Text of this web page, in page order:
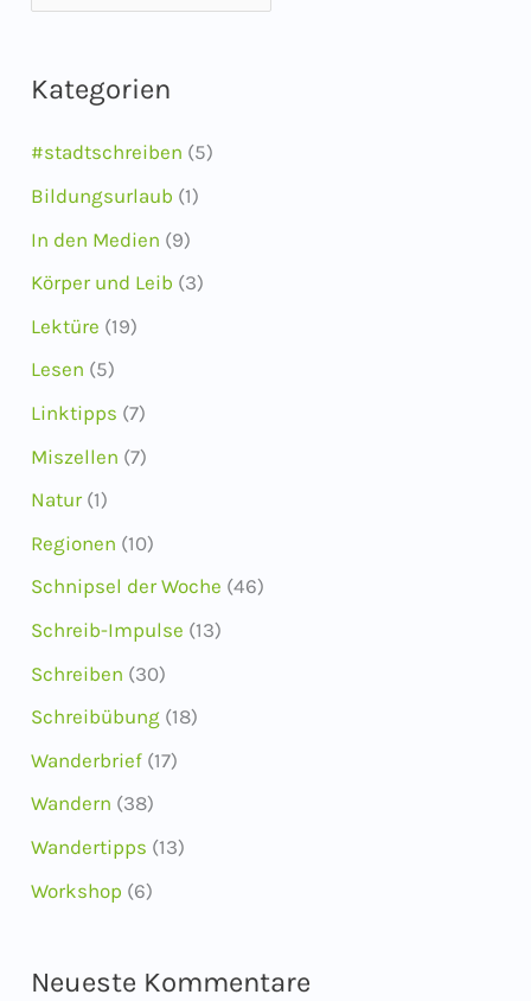
r
h
Kategorien
#stadtschreiben (5)
Bildungsurlaub (1)
In den Medien (9)
Körper und Leib (3)
Lektüre (19)
Lesen (5)
Linktipps (7)
Miszellen (7)
Natur(1)
Regionen (10)
Schnipsel der Woche (46)
Schreib-Impulse (13)
Schreiben (30)
Schreibübung (18)
Wanderbrief (17)
Wandern (38)
Wandertipps (13)
Workshop (6)
Neueste Kommentare